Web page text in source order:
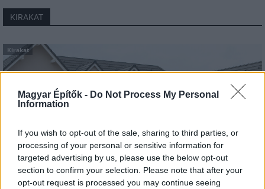
Magyar Építők - Do Not Process My Personal
Information
If you wish to opt-out of the sale, sharing to third parties, or
processing of your personal or sensitive information for
targeted advertising by us, please use the below opt-out
section to confirm your selection. Please note that after your
opt-out request is processed you may continue seeing
KIRAKAT
Kirakat